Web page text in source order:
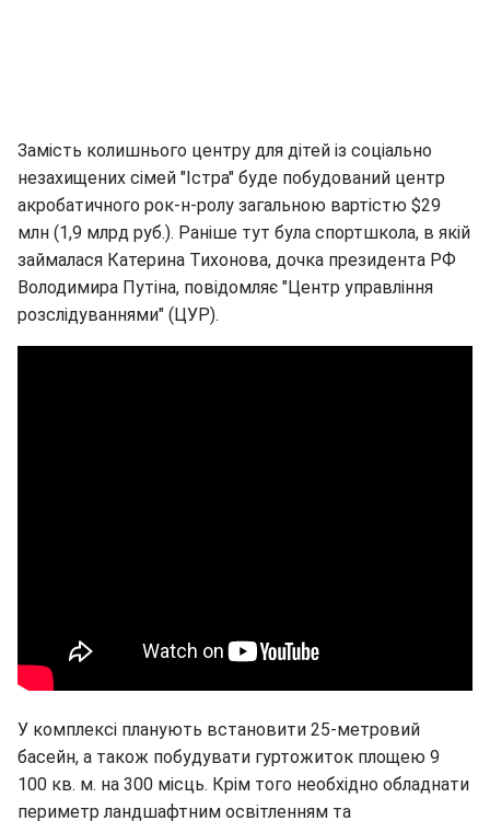
Замість колишнього центру для дітей із соціально
незахищених сімей "Істра" буде побудований центр
акробатичного рок-н-ролу загальною вартістю $29
млн (1,9 млрд руб.). Раніше тут була спортшкола, в якій
займалася Катерина Тихонова, дочка президента РФ
Володимира Путіна, повідомляє "Центр управління
розслідуваннями" (ЦУР).
У комплексі планують встановити 25-метровий
басейн, а також побудувати гуртожиток площею 9
100 кв. м. на 300 місць. Крім того необхідно обладнати
периметр ландшафтним освітленням та